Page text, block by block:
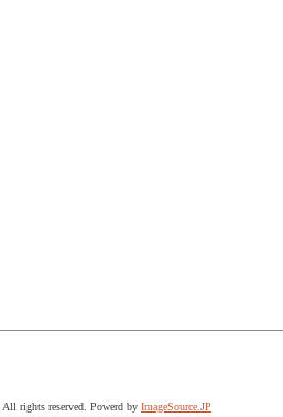
All rights reserved. Powerd by ImageSource.JP